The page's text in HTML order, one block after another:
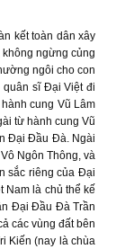
kết toàn dân xây
ngừng củng
ngôi cho con
quân sĩ Đại Việt đi
cung Vũ Lâm
từ hành cung Vũ
Đại Đầu Đà. Ngài
Ngôn Thông, và
sắc riêng của Đại
Nam là chủ thể kế
Đại Đầu Đà Trần
các vùng đất bên
Kiến (nay là chùa